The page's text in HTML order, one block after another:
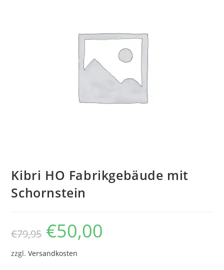
Kibri HO Fabrikgebäude mit
Schornstein
€79,95 €50,00
zzgl.Versandkosten